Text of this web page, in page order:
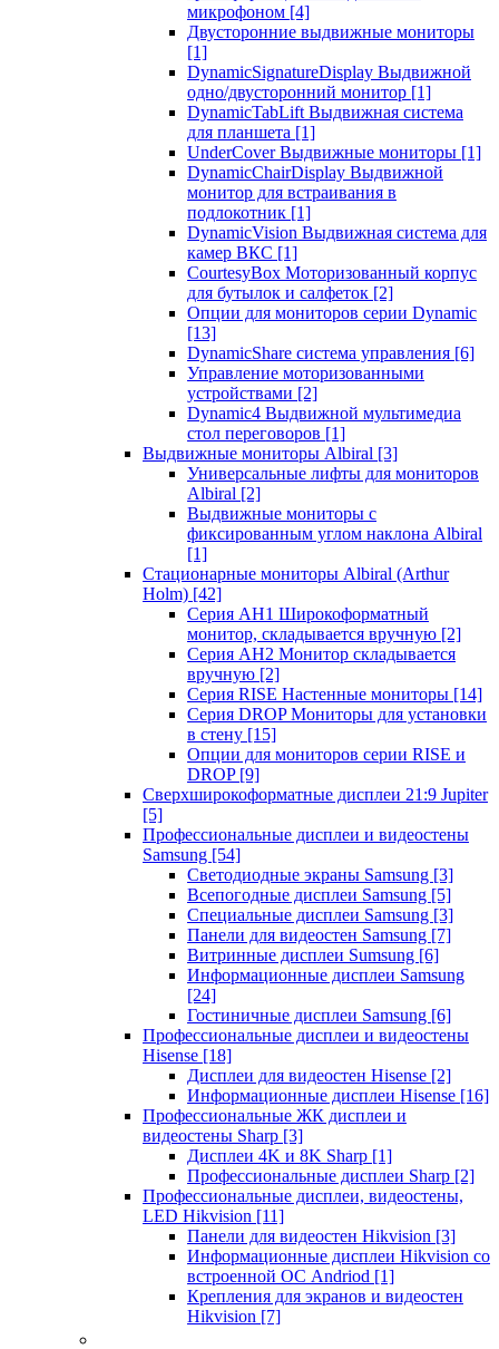
микрофоном [4]
Двусторонние выдвижные мониторы
[1]
DynamicSignatureDisplay Выдвижной
одно/двусторонний монитор [1]
DynamicTabLift Выдвижная система
для планшета [1]
UnderCover Выдвижные мониторы [1]
DynamicChairDisplay Выдвижной
монитор для встраивания в
подлокотник [1]
DynamicVision Выдвижная система для
камер ВКС [1]
CourtesyBox Моторизованный корпус
для бутылок и салфеток [2]
Опции для мониторов серии Dynamic
[13]
DynamicShare система управления [6]
Управление моторизованными
устройствами [2]
Dynamic4 Выдвижной мультимедиа
стол переговоров [1]
Выдвижные мониторы Albiral [3]
Универсальные лифты для мониторов
Albiral [2]
Выдвижные мониторы с
фиксированным углом наклона Albiral
[1]
Стационарные мониторы Albiral (Arthur
Holm) [42]
Серия AH1 Широкоформатный
монитор, складывается вручную [2]
Серия AH2 Монитор складывается
вручную [2]
Серия RISE Настенные мониторы [14]
Серия DROP Мониторы для установки
в стену [15]
Опции для мониторов серии RISE и
DROP [9]
Сверхширокоформатные дисплеи 21:9 Jupiter
[5]
Профессиональные дисплеи и видеостены
Samsung [54]
Светодиодные экраны Samsung [3]
Всепогодные дисплеи Samsung [5]
Специальные дисплеи Samsung [3]
Панели для видеостен Samsung [7]
Витринные дисплеи Sumsung [6]
Информационные дисплеи Samsung
[24]
Гостиничные дисплеи Samsung [6]
Профессиональные дисплеи и видеостены
Hisense [18]
Дисплеи для видеостен Hisense [2]
Информационные дисплеи Hisense [16]
Профессиональные ЖК дисплеи и
видеостены Sharp [3]
Дисплеи 4K и 8K Sharp [1]
Профессиональные дисплеи Sharp [2]
Профессиональные дисплеи, видеостены,
LED Hikvision [11]
Панели для видеостен Hikvision [3]
Информационные дисплеи Hikvision со
встроенной ОС Andriod [1]
Крепления для экранов и видеостен
Hikvision [7]